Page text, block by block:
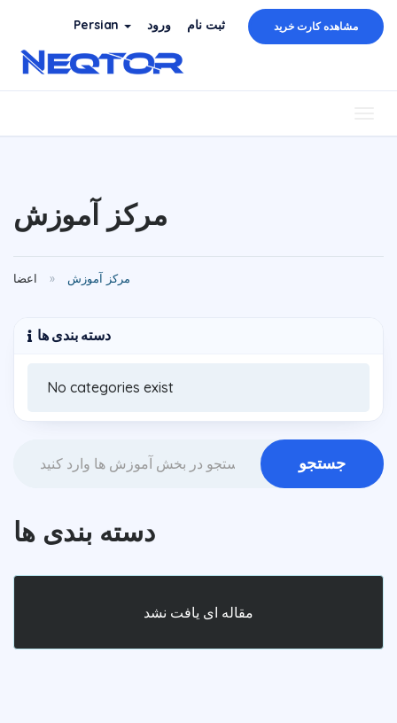
Persian ورود ثبت نام مشاهده کارت خرید
مرکز آموزش
اعضا مرکز آموزش
دسته بندی ها
دسته بندی ها
مقاله ای یافت نشد